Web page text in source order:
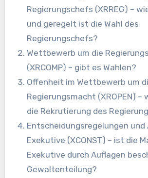
Regierungschefs (XRREG) –
und geregelt ist die Wahl des
Regierungschefs?
Wettbewerb um die
(XRCOMP) – gibt es Wahlen?
Offenheit im Wettbewerb um
Regierungsmacht (XROPEN) –
die Rekrutierung des
Entscheidungsregelungen und
Exekutive (XCONST) – ist die
Exekutive durch Auflagen
Gewaltenteilung?